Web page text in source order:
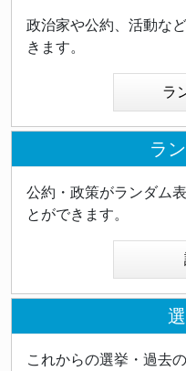
政治家や公約、活動な
きます。
ラ
ラ
公約・政策がランダム
とができます。
これからの選挙・過去